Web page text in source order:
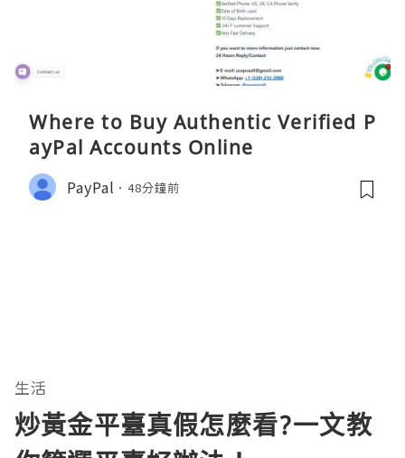
Where to Buy Authentic Verified P
ayPal Accounts Online
PayPal 48分鐘前
生活
炒黃金平臺真假怎麼看?一文教